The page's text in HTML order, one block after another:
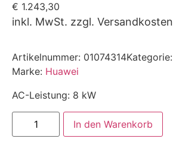
€ 1.243,30
inkl. MwSt. zzgl. Versandkosten
Artikelnummer: 01074314Kategorie:
Marke: Huawei
AC-Leistung: 8 kW
In den Warenkorb